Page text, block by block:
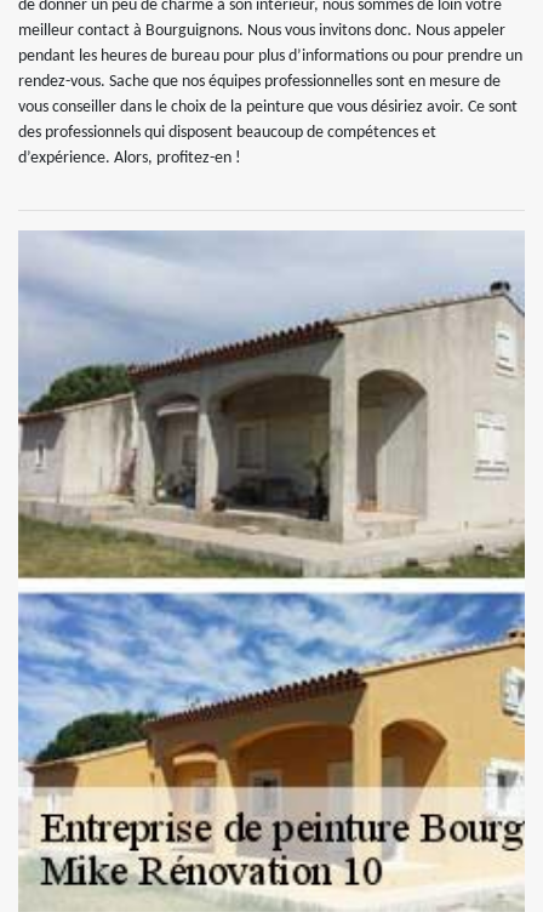
de donner un peu de charme à son intérieur, nous sommes de loin votre
meilleur contact à Bourguignons. Nous vous invitons donc. Nous appeler
pendant les heures de bureau pour plus d’informations ou pour prendre un
rendez-vous. Sache que nos équipes professionnelles sont en mesure de
vous conseiller dans le choix de la peinture que vous désiriez avoir. Ce sont
des professionnels qui disposent beaucoup de compétences et
d’expérience. Alors, profitez-en !